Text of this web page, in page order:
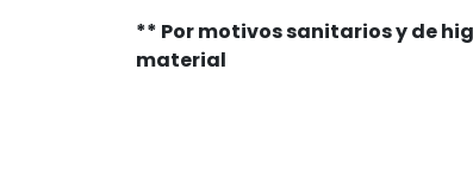
** Por motivos sanitarios y de
material